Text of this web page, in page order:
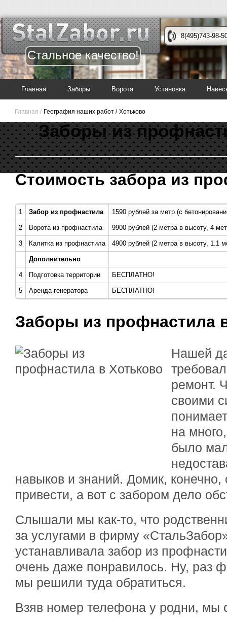
Стальное качество!
8(495)743-98-
Главная Заборы Ворота Установка
Главная / География наших работ / Хотьково
Заборы из
Стоимость забора из
1 Забор из профнастила 1590 рублей за метр (с
2 Ворота из профнастила 9900 рублей (2 метра в высоту, 4
3 Калитка из профнастила 4900 рублей (2 метра в высоту, 1.1
Дополнительно
4 Подготовка территории БЕСПЛАТНО!
5 Аренда генератора БЕСПЛАТНО!
Заборы из профнастила
Нашей
ремонт.
своими
на
было
навыков и знаний. Домик,
привести, а вот с забором дело
Слышали мы как-то, что
за услугами в фирму
устанавливала забор из
очень даже понравилось. Ну, раз
мы решили туда обратиться.
Взяв номер телефона у родни, мы